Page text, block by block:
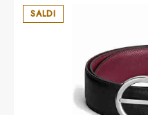
SALDI